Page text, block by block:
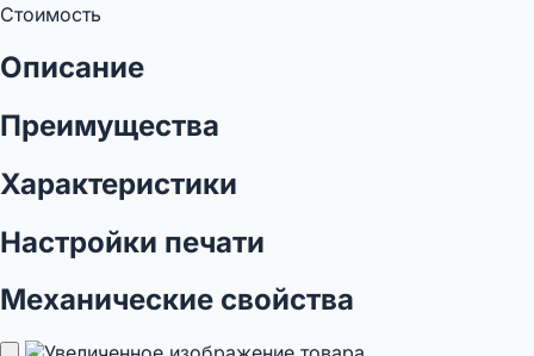
Стоимость
Описание
Преимущества
Характеристики
Настройки печати
Механические свойства